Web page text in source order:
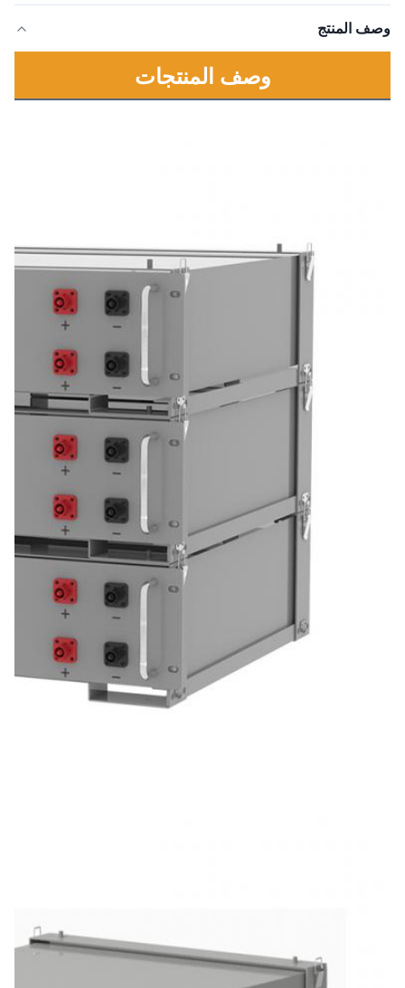
وصف المنتج
وصف المنتجات